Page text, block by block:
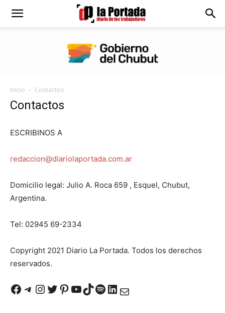
Diario
Portada
Inicio Contactos
Contactos
ESCRIBINOS A
redaccion@diariolaportada.com.ar
Domicilio legal: Julio A. Roca 659 , Esquel, Chubut,
Argentina.
Tel: 02945 69-2334
Copyright 2021 Diario La Portada. Todos los derechos
reservados.
Facebook
Telegram
Instagram
Twitter
Pinterest
YouTube
TikTok
Spotify
LinkedIn
Correo electrónico